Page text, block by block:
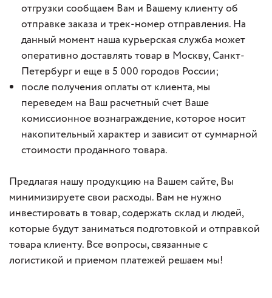
отгрузки сообщаем Вам и Вашему клиенту об
отправке заказа и трек-номер отправления.На
данный момент наша курьерская служба может
оперативно доставлять товар в Москву, Санкт-
Петербург и еще в 5 000 городов России;
после получения оплаты от клиента, мы
переведем на Ваш расчетный счет Ваше
комиссионное вознаграждение, которое носит
накопительный характер и зависит от суммарной
стоимости проданного товара.
Предлагая нашу продукцию на Вашем сайте, Вы
минимизируете свои расходы. Вам не нужно
инвестировать в товар, содержать склад и людей,
которые будут заниматься подготовкой и отправкой
товара клиенту. Все вопросы, связанные с
логистикой и приемом платежей решаем мы!